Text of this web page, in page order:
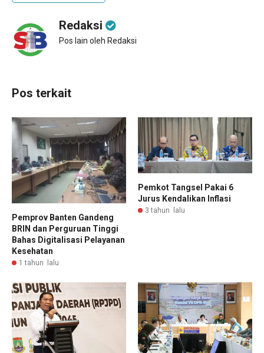
Redaksi
Pos lain oleh Redaksi
Pos terkait
Pemprov Banten Gandeng
BRIN dan Perguruan Tinggi
Bahas Digitalisasi Pelayanan
Kesehatan
1 tahun lalu
Pemkot Tangsel Pakai 6
Jurus Kendalikan Inflasi
3 tahun lalu